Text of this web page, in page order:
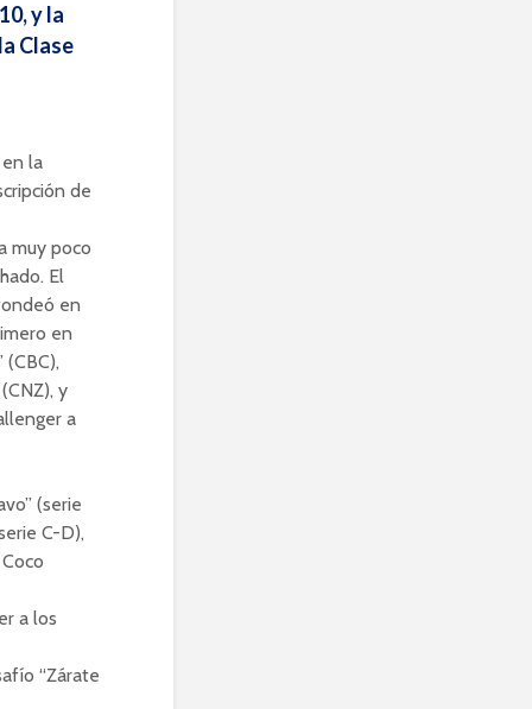
y la
Clase
la
de
muy poco
El
en
en
(CBC),
y
a
(serie
C-D),
a los
“Zárate